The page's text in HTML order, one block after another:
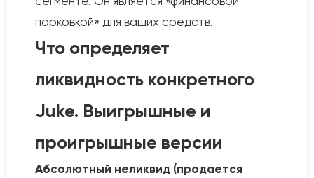
парковкой» для ваших средств.
Что определяет
ликвидность конкретного
Juke. Выигрышные и
проигрышные версии
Абсолютный неликвид (продается